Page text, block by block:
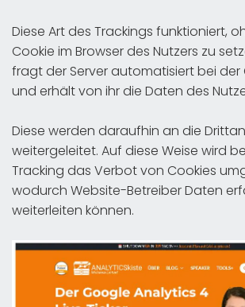
Diese Art des Trackings funktioniert,
Cookie im Browser des Nutzers zu
fragt der Server automatisiert bei der
und erhält von ihr die Daten des
Diese werden daraufhin an die
weitergeleitet. Auf diese Weise wird
Tracking das Verbot von Cookies
wodurch Website-Betreiber Daten
weiterleiten können.